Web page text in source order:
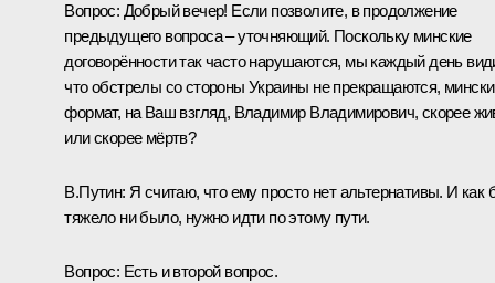
Вопрос: Добрый вечер! Если позволите, в продолжение
предыдущего вопроса – уточняющий. Поскольку минские
договорённости так часто нарушаются, мы каждый день
что обстрелы со стороны Украины не прекращаются,
формат, на Ваш взгляд, Владимир Владимирович, скорее
или скорее мёртв?
В.Путин: Я считаю, что ему просто нет альтернативы. И как
тяжело ни было, нужно идти по этому пути.
Вопрос: Есть и второй вопрос.